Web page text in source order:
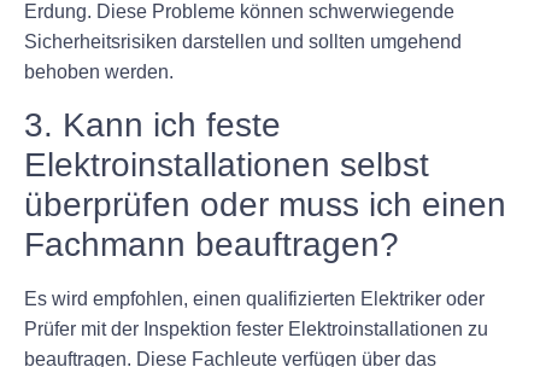
Erdung. Diese Probleme können schwerwiegende
Sicherheitsrisiken darstellen und sollten umgehend
behoben werden.
3. Kann ich feste
Elektroinstallationen selbst
überprüfen oder muss ich einen
Fachmann beauftragen?
Es wird empfohlen, einen qualifizierten Elektriker oder
Prüfer mit der Inspektion fester Elektroinstallationen zu
beauftragen. Diese Fachleute verfügen über das